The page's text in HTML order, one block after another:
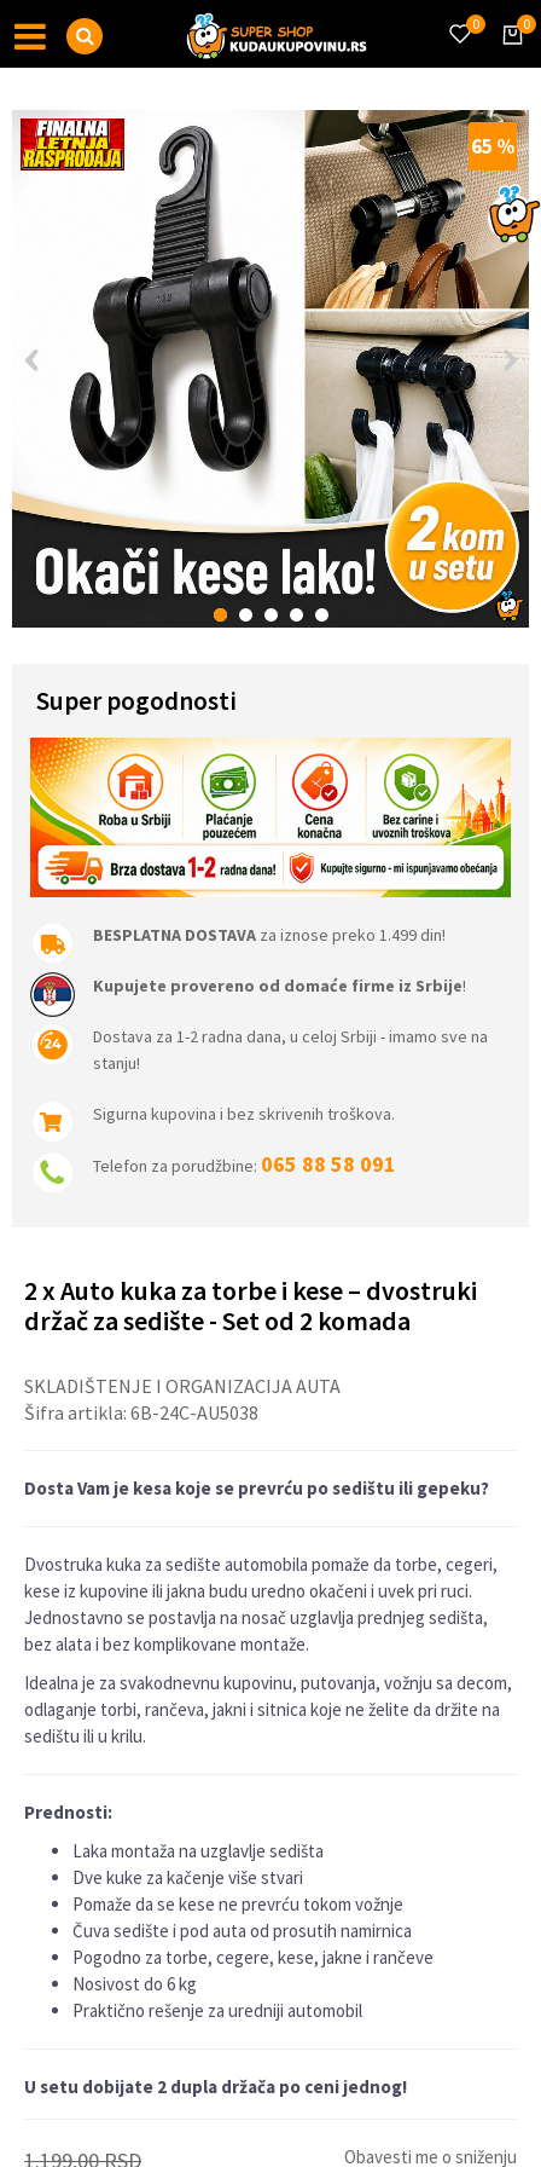
0
0
1 2 3 4 5
65 %
Super pogodnosti
BESPLATNA DOSTAVA za iznose preko 1.499 din!
Kupujete provereno od domaće firme iz Srbije!
Dostava za 1-2 radna dana, u celoj Srbiji - imamo sve na
stanju!
Sigurna kupovina i bez skrivenih troškova.
Telefon za porudžbine: 065 88 58 091
2 x Auto kuka za torbe i kese – dvostruki
držač za sedište - Set od 2 komada
SKLADIŠTENJE I ORGANIZACIJA AUTA
Šifra artikla: 6B-24C-AU5038
Dosta Vam je kesa koje se prevrću po sedištu ili gepeku?
Dvostruka kuka za sedište automobila pomaže da torbe, cegeri,
kese iz kupovine ili jakna budu uredno okačeni i uvek pri ruci.
Jednostavno se postavlja na nosač uzglavlja prednjeg sedišta,
bez alata i bez komplikovane montaže.
Idealna je za svakodnevnu kupovinu, putovanja, vožnju sa decom,
odlaganje torbi, rančeva, jakni i sitnica koje ne želite da držite na
sedištu ili u krilu.
Prednosti:
Laka montaža na uzglavlje sedišta
Dve kuke za kačenje više stvari
Pomaže da se kese ne prevrću tokom vožnje
Čuva sedište i pod auta od prosutih namirnica
Pogodno za torbe, cegere, kese, jakne i rančeve
Nosivost do 6 kg
Praktično rešenje za uredniji automobil
U setu dobijate 2 dupla držača po ceni jednog!
1.199,00RSD Obavesti me o sniženju